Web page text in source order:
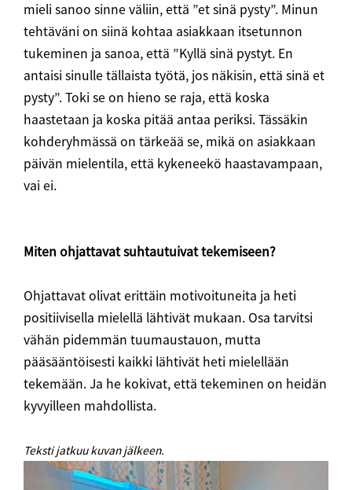
mieli sanoo sinne väliin, että ”et sinä pysty”. Minun
tehtäväni on siinä kohtaa asiakkaan itsetunnon
tukeminen ja sanoa, että ”Kyllä sinä pystyt. En
antaisi sinulle tällaista työtä, jos näkisin, että sinä et
pysty”. Toki se on hieno se raja, että koska
haastetaan ja koska pitää antaa periksi. Tässäkin
kohderyhmässä on tärkeää se, mikä on asiakkaan
päivän mielentila, että kykeneekö haastavampaan,
vai ei.
Miten ohjattavat suhtautuivat tekemiseen?
Ohjattavat olivat erittäin motivoituneita ja heti
positiivisella mielellä lähtivät mukaan. Osa tarvitsi
vähän pidemmän tuumaustauon, mutta
pääsääntöisesti kaikki lähtivät heti mielellään
tekemään. Ja he kokivat, että tekeminen on heidän
kyvyilleen mahdollista.
Teksti jatkuu kuvan jälkeen.